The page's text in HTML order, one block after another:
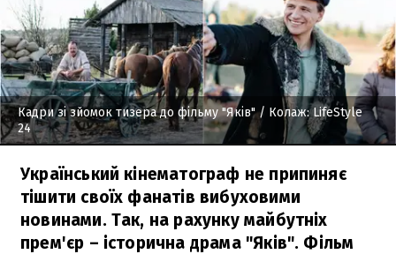
Кадри зі зйомок тизера до фільму "Яків"/ Колаж: LifeStyle
24
Український кінематограф не припиняє
тішити своїх фанатів вибуховими
новинами. Так, на рахунку майбутніх
прем'єр – історична драма "Яків". Фільм